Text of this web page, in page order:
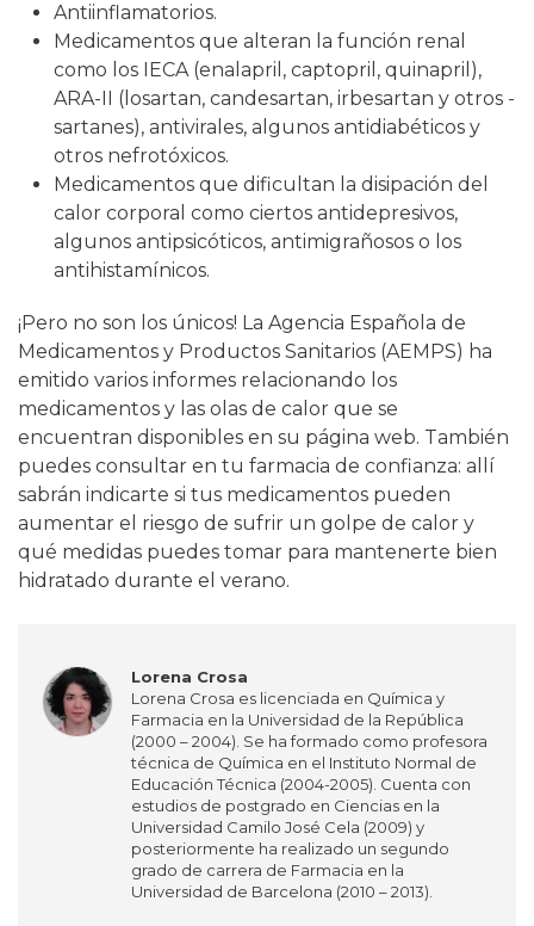
Antiinflamatorios.
Medicamentos que alteran la función renal
como los IECA (enalapril, captopril, quinapril),
ARA-II (losartan, candesartan, irbesartan y otros -
sartanes), antivirales, algunos antidiabéticos y
otros nefrotóxicos.
Medicamentos que dificultan la disipación del
calor corporal como ciertos antidepresivos,
algunos antipsicóticos, antimigrañosos o los
antihistamínicos.
¡Pero no son los únicos! La Agencia Española de
Medicamentos y Productos Sanitarios (AEMPS) ha
emitido varios informes relacionando los
medicamentos y las olas de calor que se
encuentran disponibles en su página web. También
puedes consultar en tu farmacia de confianza: allí
sabrán indicarte si tus medicamentos pueden
aumentar el riesgo de sufrir un golpe de calor y
qué medidas puedes tomar para mantenerte bien
hidratado durante el verano.
Lorena Crosa
Lorena Crosa es licenciada en Química y
Farmacia en la Universidad de la República
(2000 – 2004). Se ha formado como profesora
técnica de Química en el Instituto Normal de
Educación Técnica (2004-2005). Cuenta con
estudios de postgrado en Ciencias en la
Universidad Camilo José Cela (2009) y
posteriormente ha realizado un segundo
grado de carrera de Farmacia en la
Universidad de Barcelona (2010 – 2013).